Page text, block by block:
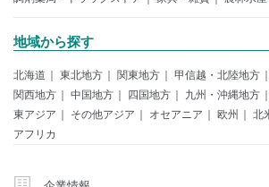
地域から探す
北海道 東北地方 関東地方 甲信越・北陸地方
関西地方
中国地方 四国地方 九州・沖縄地方
東アジア
その他アジア オセアニア 欧州 北
アフリカ